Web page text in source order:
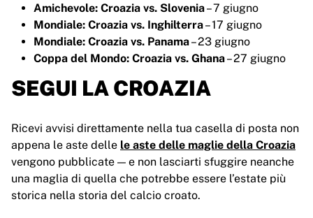
Amichevole: Croazia vs. Slovenia– 7 giugno
Mondiale: Croazia vs. Inghilterra– 17 giugno
Mondiale: Croazia vs. Panama– 23 giugno
Coppa del Mondo: Croazia vs. Ghana– 27 giugno
SEGUI LA CROAZIA
Ricevi avvisi direttamente nella tua casella di posta non
appena le aste delle le aste delle maglie della Croazia
vengono pubblicate — e non lasciarti sfuggire neanche
una maglia di quella che potrebbe essere l’estate più
storica nella storia del calcio croato.